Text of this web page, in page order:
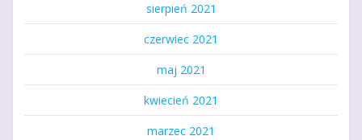
sierpień 2021
czerwiec 2021
maj 2021
kwiecień 2021
marzec 2021